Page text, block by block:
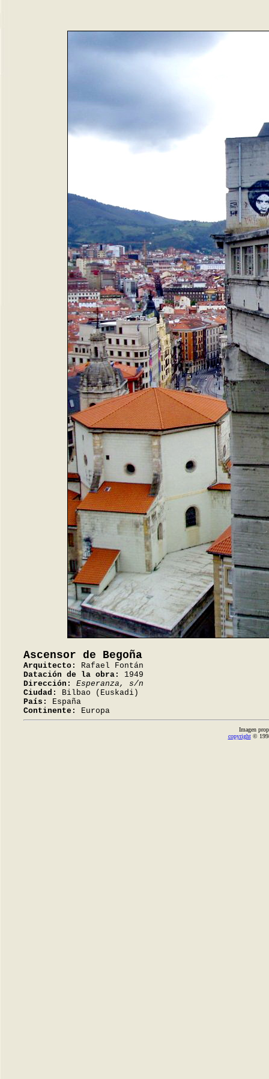
Ascensor de Begoña
Arquitecto:
Rafael Fontán
Datación de la obra:
1949
Dirección:
Esperanza, s/n
Ciudad:
Bilbao (Euskadi)
País:
España
Continente:
Europa
Imagen
copyright©